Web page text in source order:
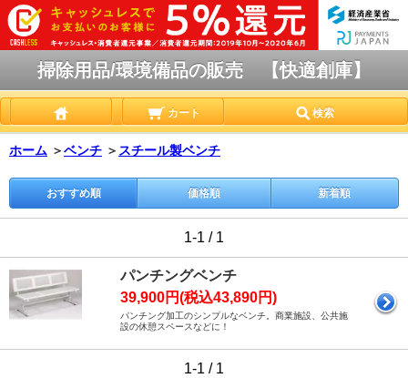
掃除用品/環境備品の販売 【快適創庫】
カート 検索
ホーム ＞ベンチ ＞ スチール製ベンチ
おすすめ順 価格順 新着順
1-1 / 1
パンチングベンチ
39,900円(税込43,890円)
パンチング加工のシンプルなベンチ。商業施設、公共施
設の休憩スペースなどに！
1-1 / 1